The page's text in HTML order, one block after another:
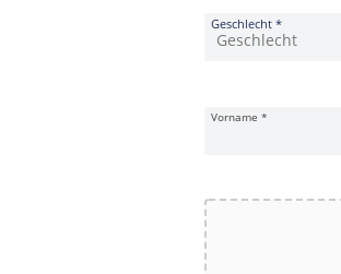
Geschlecht *
Vorname *